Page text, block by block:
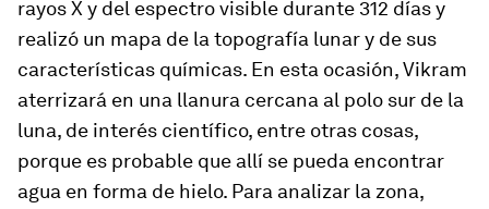
rayos X y del espectro visible durante 312 días y
realizó un mapa de la topografía lunar y de sus
características químicas. En esta ocasión,Vikram
aterrizará en una llanura cercana al polo sur de la
luna, de interés científico, entre otras cosas,
porque es probable que allí se pueda encontrar
agua en forma de hielo. Para analizar la zona,